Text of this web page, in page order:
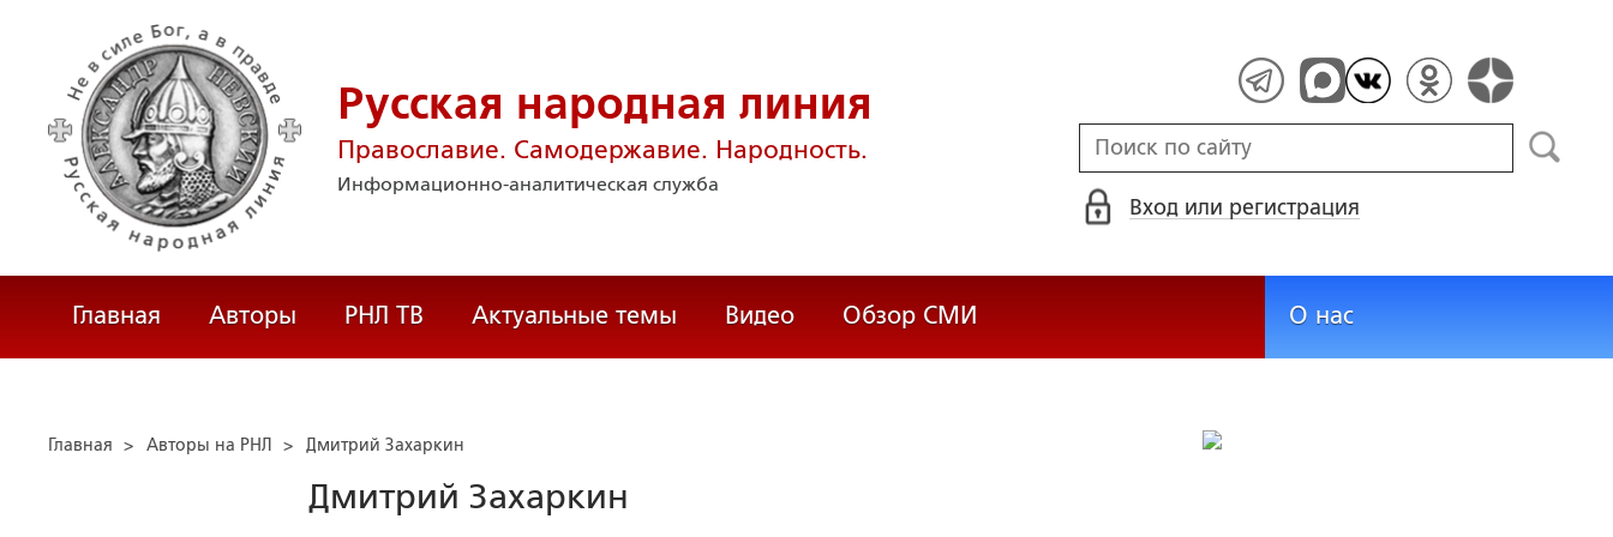
Русская народная линия
Православие. Самодержавие. Народность.
Информационно-аналитическая служба
Вход или регистрация
Главная Авторы РНЛ ТВ Актуальные темы Видео Обзор СМИ О нас
Главная > Авторы на РНЛ > Дмитрий Захаркин
Дмитрий Захаркин